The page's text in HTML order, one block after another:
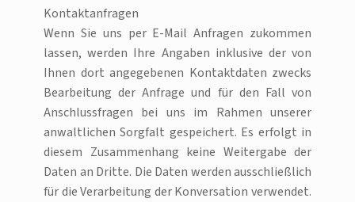
Kontaktanfragen
Wenn Sie uns per E-Mail Anfragen zukommen
lassen, werden Ihre Angaben inklusive der von
Ihnen dort angegebenen Kontaktdaten zwecks
Bearbeitung der Anfrage und für den Fall von
Anschlussfragen bei uns im Rahmen unserer
anwaltlichen Sorgfalt gespeichert. Es erfolgt in
diesem Zusammenhang keine Weitergabe der
Daten an Dritte. Die Daten werden ausschließlich
für die Verarbeitung der Konversation verwendet.